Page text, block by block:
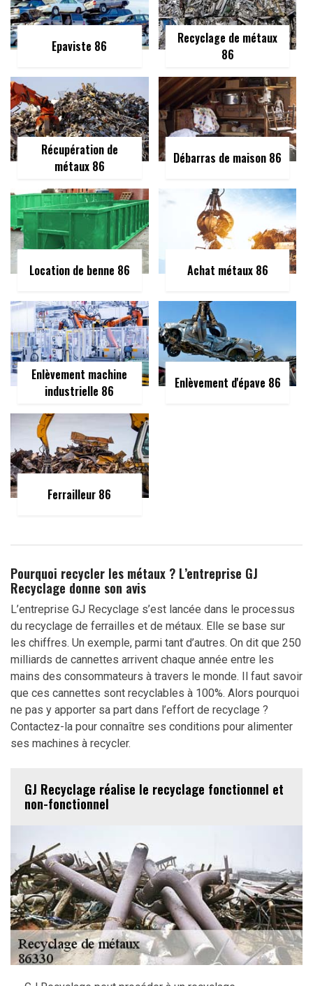
Epaviste 86
Recyclage de métaux
86
Récupération de
métaux 86
Débarras de maison 86
Location de benne 86 Achat métaux 86
Enlèvement machine
industrielle 86
Enlèvement d'épave 86
Ferrailleur 86
Pourquoi recycler les métaux ? L’entreprise GJ
Recyclage donne son avis
L’entreprise GJ Recyclage s’est lancée dans le processus
du recyclage de ferrailles et de métaux. Elle se base sur
les chiffres. Un exemple, parmi tant d’autres. On dit que 250
milliards de cannettes arrivent chaque année entre les
mains des consommateurs à travers le monde. Il faut savoir
que ces cannettes sont recyclables à 100%. Alors pourquoi
ne pas y apporter sa part dans l’effort de recyclage ?
Contactez-la pour connaître ses conditions pour alimenter
ses machines à recycler.
GJ Recyclage réalise le recyclage fonctionnel et
non-fonctionnel